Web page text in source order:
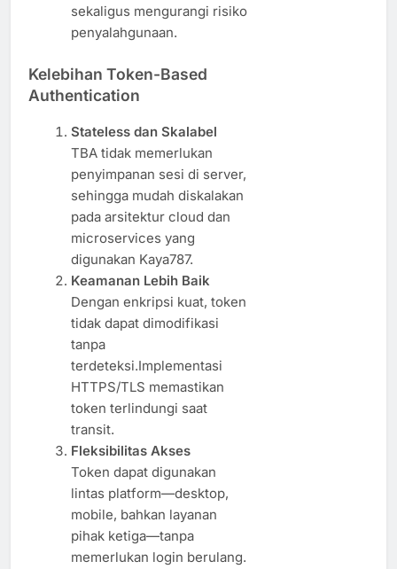
sekaligus mengurangi risiko
penyalahgunaan.
Kelebihan Token-Based
Authentication
Stateless dan Skalabel
TBA tidak memerlukan
penyimpanan sesi di server,
sehingga mudah diskalakan
pada arsitektur cloud dan
microservices yang
digunakan Kaya787.
Keamanan Lebih Baik
Dengan enkripsi kuat, token
tidak dapat dimodifikasi
tanpa
terdeteksi.Implementasi
HTTPS/TLS memastikan
token terlindungi saat
transit.
Fleksibilitas Akses
Token dapat digunakan
lintas platform—desktop,
mobile, bahkan layanan
pihak ketiga—tanpa
memerlukan login berulang.